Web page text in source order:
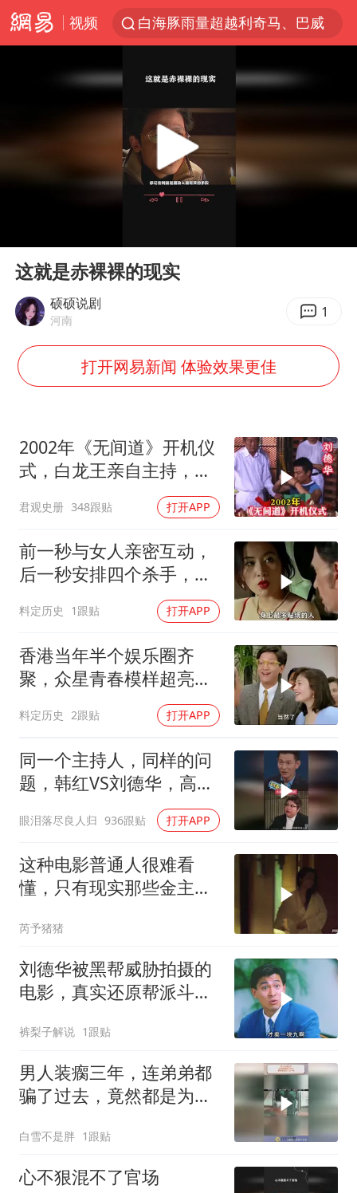
视频
白海豚雨量超越利奇马、巴威
上海地铁4条线路全线停运
宇树申购 中一签有望赚20万元
4.2平卫生间补漏注胶花1.55万
白海豚路径图
5万小车卖不动 微型代步车集体遇冷
NBA传奇教练老尼尔森去世
上半年全球新能源乘用车销量1122万台
加沙约14万栋建筑被完全摧毁
从科技创新看开局起步的时与势
Play
这就是赤裸裸的现实
硕硕说剧
河南 1
打开网易新闻 体验效果更佳
2002年《无间道》开机仪
式，白龙王亲自主持，预
君观史册 348跟贴 打开APP
前一秒与女人亲密互动，
后一秒安排四个杀手，目
料定历史 1跟贴 打开APP
香港当年半个娱乐圈齐
聚，众星青春模样超亮
眼，星爷现身瞬间惊艳
料定历史 2跟贴 打开APP
同一个主持人，同样的问
题，韩红VS刘德华，高下
眼泪落尽良人归 936跟贴 打开APP
这种电影普通人很难看
懂，只有现实那些金主看
芮予猪猪
刘德华被黑帮威胁拍摄的
电影，真实还原帮派斗
裤梨子解说 1跟贴
男人装瘸三年，连弟弟都
骗了过去，竟然都是为了
白雪不是胖 1跟贴
心不狠混不了官场